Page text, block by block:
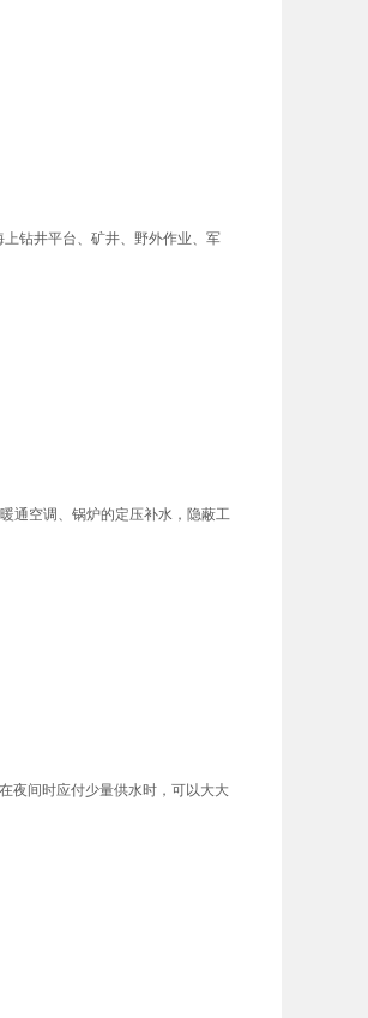
钻井平台、矿井、野外作业、军
通空调、锅炉的定压补水，隐蔽工
夜间时应付少量供水时，可以大大